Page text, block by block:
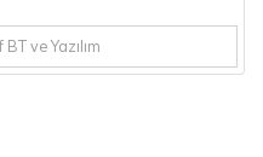
BT ve Yazılım